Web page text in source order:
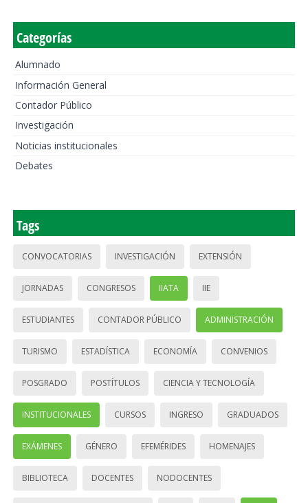
Categorías
Alumnado
Información General
Contador Público
Investigación
Noticias institucionales
Debates
Tags
CONVOCATORIAS INVESTIGACIÓN EXTENSIÓN
JORNADAS CONGRESOS IIATA IIE
ESTUDIANTES CONTADOR PÚBLICO ADMINISTRACIÓN
TURISMO ESTADÍSTICA ECONOMÍA CONVENIOS
POSGRADO POSTÍTULOS CIENCIA Y TECNOLOGÍA
INSTITUCIONALES CURSOS INGRESO GRADUADOS
EXÁMENES GÉNERO EFEMÉRIDES HOMENAJES
BIBLIOTECA DOCENTES NODOCENTES